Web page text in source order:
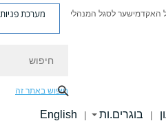
האקדמישער לסגל המנהלי מערכת פניות
חיפוש באתר זה
| בוגרים.ות |
English